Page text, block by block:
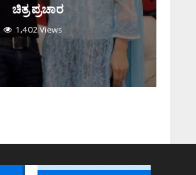
ಚಿತ್ರ ಪ್ರಚಾರ
1,402 Views